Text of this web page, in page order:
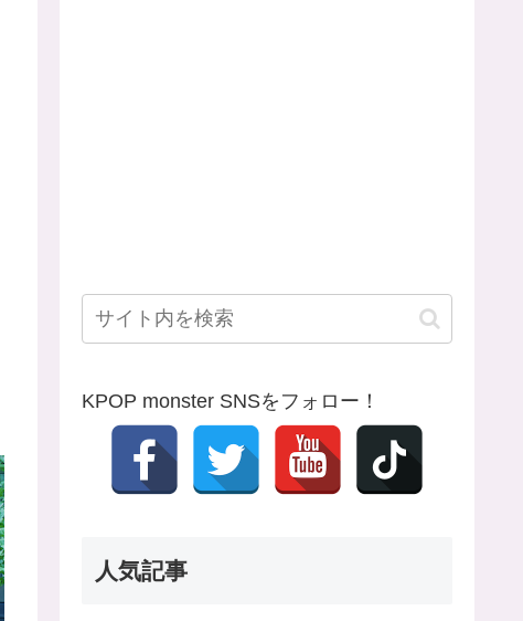
KPOP monster SNSをフォロー！
人気記事